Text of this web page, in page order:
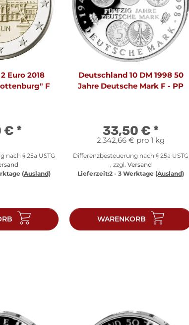
Euro 2018
F
€ *
nach § 25a USTG
(Ausland)
Deutschland 10 DM 1998 50
Jahre Deutsche Mark F - PP
33,50 € *
2.342,66 € pro 1 kg
Differenzbesteuerung nach § 25a USTG
, zzgl. Versand
Lieferzeit:2 - 3 Werktage (Ausland)
WARENKORB